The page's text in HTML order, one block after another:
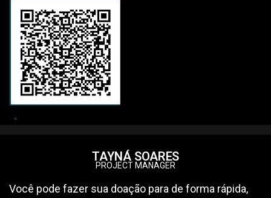
TAYNÁ SOARES
PROJECT MANAGER
Você pode fazer sua doação para de forma rápida,